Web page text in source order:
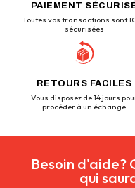
PAIEMENT
Toutes vos transactions sont
sécurisées
RETOURS FACILES
Vous disposez de 14 jours
procéder à un échange
Besoin d'aide?
qui